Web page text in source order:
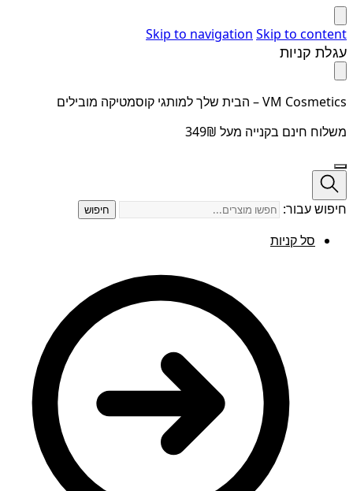
Skip to navigation Skip to content
עגלת קניות
VM Cosmetics – הבית שלך למותגי קוסמטיקה מובילים
משלוח חינם בקנייה מעל 349₪
חיפוש עבור: חיפוש
סל קניות